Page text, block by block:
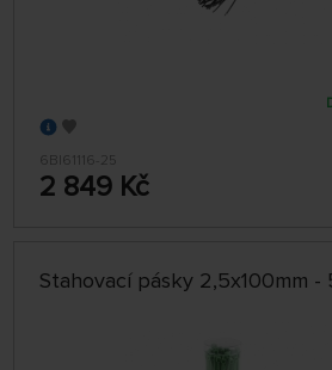
6BI61116-25
2 849 Kč
Stahovací pásky 2,5x100mm -